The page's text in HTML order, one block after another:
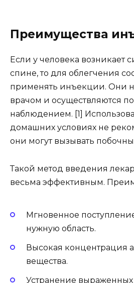
Преимущества
Если у человека возникает
спине, то для облегчения
применять инъекции. Они
врачом и осуществляются
наблюдением. [1]
домашних условиях не
они могут вызывать
Такой метод введения
весьма эффективным.
Мгновенное
нужную область.
Высокая концентрация
вещества.
Устранение